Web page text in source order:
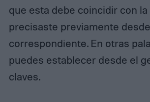
que esta debe coincidir con la
precisaste previamente
correspondiente. En otras
puedes establecer desde el
claves.